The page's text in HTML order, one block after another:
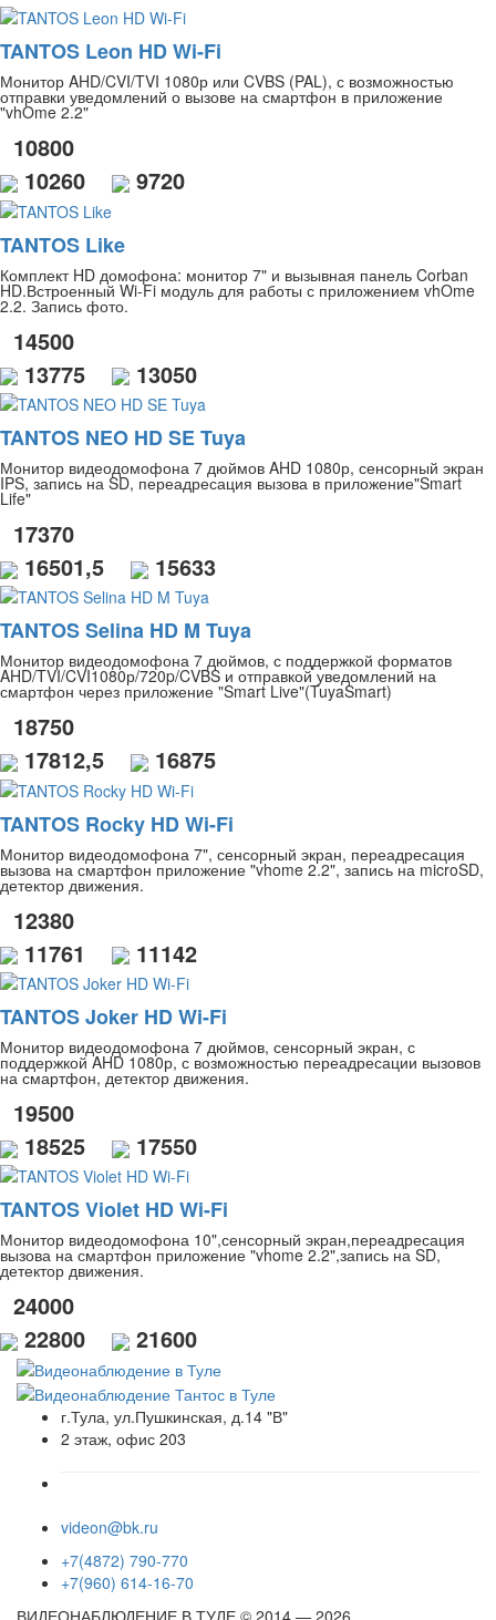
TANTOS Leon HD Wi-Fi
Монитор AHD/CVI/TVI 1080р или CVBS (PAL), с возможностью
отправки уведомлений о вызове на смартфон в приложение
"vhOme 2.2"
10800
10260
9720
TANTOS Like
Комплект HD домофона: монитор 7" и вызывная панель Corban
HD.Встроенный Wi-Fi модуль для работы с приложением vhOme
2.2. Запись фото.
14500
13775
13050
TANTOS NEO HD SE Tuya
Монитор видеодомофона 7 дюймов AHD 1080р, сенсорный экран
IPS, запись на SD, переадресация вызова в приложение"Smart
Life"
17370
16501,5
15633
TANTOS Selina HD M Tuya
Монитор видеодомофона 7 дюймов, с поддержкой форматов
AHD/TVI/CVI1080р/720p/CVBS и отправкой уведомлений на
смартфон через приложение "Smart Live"(TuyaSmart)
18750
17812,5
16875
TANTOS Rocky HD Wi-Fi
Монитор видеодомофона 7", сенсорный экран, переадресация
вызова на смартфон приложение "vhome 2.2", запись на microSD,
детектор движения.
12380
11761
11142
TANTOS Joker HD Wi-Fi
Монитор видеодомофона 7 дюймов, сенсорный экран, с
поддержкой AHD 1080р, с возможностью переадресации вызовов
на смартфон, детектор движения.
19500
18525
17550
TANTOS Violet HD Wi-Fi
Монитор видеодомофона 10",сенсорный экран,переадресация
вызова на смартфон приложение "vhome 2.2",запись на SD,
детектор движения.
24000
22800
21600
г.Тула, ул.Пушкинская, д.14 "В"
2 этаж, офис 203
videon@bk.ru
+7(4872) 790-770
+7(960) 614-16-70
ВИДЕОНАБЛЮДЕНИЕ В ТУЛЕ © 2014 — 2026